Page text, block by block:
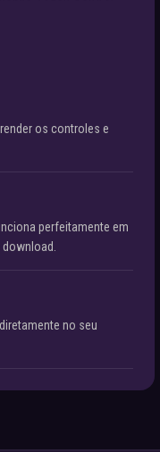
os controles e
perfeitamente em
no seu